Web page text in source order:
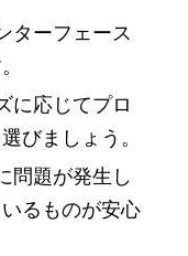
ターフェース
に応じてプロ
びましょう。
問題が発生し
るものが安心